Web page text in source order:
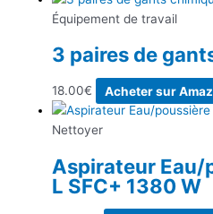
Équipement de travail
3 paires de
18.00€ Acheter sur
Nettoyer
Aspirateur Eau/
L SFC+ 1380 W